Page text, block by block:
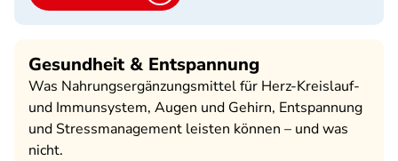
Gesundheit & Entspannung
Was Nahrungsergänzungsmittel für Herz-Kreislauf-
und Immunsystem, Augen und Gehirn, Entspannung
und Stressmanagement leisten können – und was
nicht.